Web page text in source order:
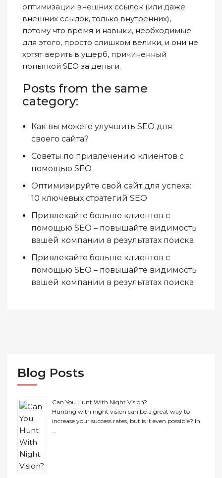
оптимизации внешних ссылок (или даже
внешних ссылок, только внутренних),
потому что время и навыки, необходимые
для этого, просто слишком велики, и они не
хотят верить в ущерб, причиненный
попыткой SEO за деньги.
Posts from the same
category:
Как вы можете улучшить SEO для
своего сайта?
Советы по привлечению клиентов с
помощью SEO
Оптимизируйте свой сайт для успеха:
10 ключевых стратегий SEO
Привлекайте больше клиентов с
помощью SEO – повышайте видимость
вашей компании в результатах поиска
Привлекайте больше клиентов с
помощью SEO – повышайте видимость
вашей компании в результатах поиска
Blog Posts
Can You Hunt With Night Vision?
Hunting with night vision can be a great way to
increase your success rates, but is it even possible? In
…